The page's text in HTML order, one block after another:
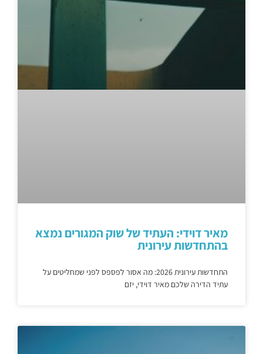
מאיר דוידי: העתיד של שוק המגורים נמצא
בהתחדשות עירונית
התחדשות עירונית 2026: מה אסור לפספס לפני שמחליטים על
עתיד הדירה שלכם מאיר דוידי, יזם